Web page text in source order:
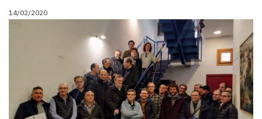
14/02/2020